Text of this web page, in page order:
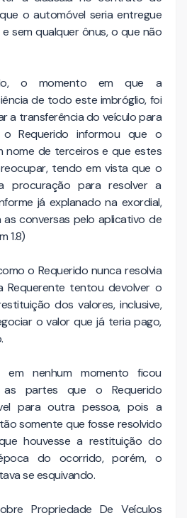
o automóvel seria entregue
sem qualquer ônus, o que não
o momento em que a
de todo este imbróglio, foi
a transferência do veículo para
Requerido informou que o
nome de terceiros e que estes
tendo em vista que o
procuração para resolver a
já explanado na exordial,
conversas pelo aplicativo de
1.8)
o Requerido nunca resolvia
Requerente tentou devolver o
dos valores, inclusive,
o valor que já teria pago,
em nenhum momento ficou
as partes que o Requerido
para outra pessoa, pois a
somente que fosse resolvido
houvesse a restituição do
do ocorrido, porém, o
se esquivando.
Propriedade De Veículos